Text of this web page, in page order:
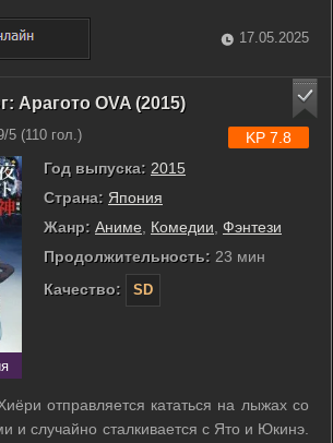
жизни. Однажды, убегая от духов,
на магазин ведьмы Юко, в котором
Юко ...
17.05.2025
Арагото OVA (2015)
5 (110 гол.)
Год выпуска: 2015
Страна: Япония
Жанр: Аниме Комедии Фэнтези
Продолжительность: 23 мин
Качество:
SD
KP 7.8
отправляется кататься на лыжах со
и случайно сталкивается с Ято и Юкинэ.